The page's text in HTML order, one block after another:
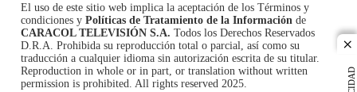
El uso de este sitio web implica la aceptación de los Términos y
condiciones y Políticas de Tratamiento de la Información de
CARACOL TELEVISIÓN S.A. Todos los Derechos Reservados
D.R.A. Prohibida su reproducción total o parcial, así como su
traducción a cualquier idioma sin autorización escrita de su titular.
Reproduction in whole or in part, or translation without written
permission is prohibited. All rights reserved 2025.